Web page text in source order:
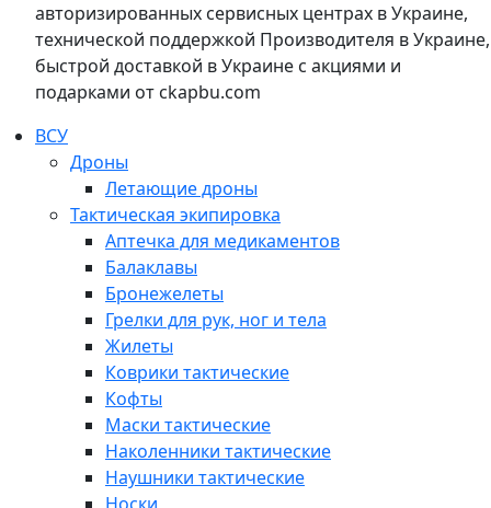
авторизированных сервисных центрах в Украине,
технической поддержкой Производителя в Украине,
быстрой доставкой в Украине с акциями и
подарками от ckapbu.com
ВСУ
Дроны
Летающие дроны
Тактическая экипировка
Аптечка для медикаментов
Балаклавы
Бронежелеты
Грелки для рук, ног и тела
Жилеты
Коврики тактические
Кофты
Маски тактические
Наколенники тактические
Наушники тактические